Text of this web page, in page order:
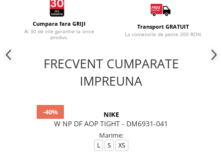
Cumpara fara GRIJI
Ai 30 de zile garantie la orice
produs.
Transport GRATUIT
La comenzile de peste 300 RON
FRECVENT CUMPARATE
IMPREUNA
-40% NIKE
W NP DF AOP TIGHT - DM6931-041
Marime:
L S XS